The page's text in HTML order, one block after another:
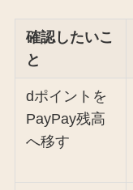
確認したいこ
と
dポイントを
PayPay残高
へ移す